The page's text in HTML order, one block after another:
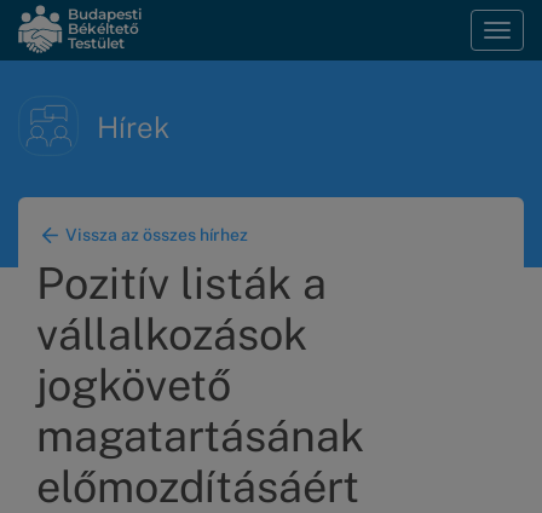
Ugrás
tartalomra
Budapesti
Békéltető
Testület
Hírek
Vissza az összes hírhez
Pozitív listák a
vállalkozások
jogkövető
magatartásának
előmozdításáért